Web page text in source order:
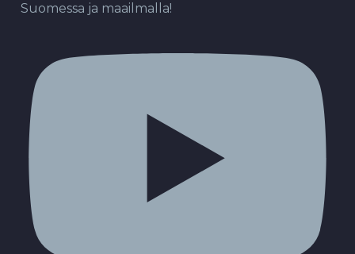
Suomessa ja maailmalla!